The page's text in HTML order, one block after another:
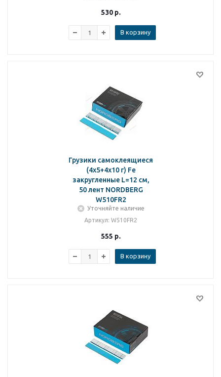
530р.
В корзину
Грузики самоклеящиеся
(4х5+4х10 г) Fe
закругленные L=12 см,
50 лент NORDBERG
W510FR2
Уточняйте наличие
Артикул: W510FR2
555 р.
В корзину